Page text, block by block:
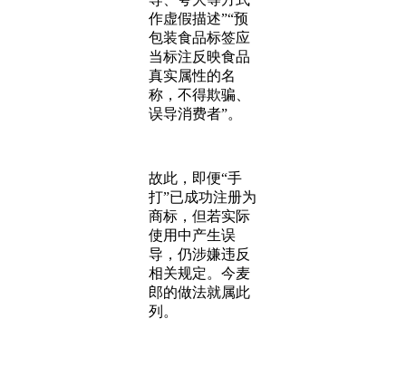
作虚假描述”“预
包装食品标签应
当标注反映食品
真实属性的名
称，不得欺骗、
误导消费者”。
故此，即便“手
打”已成功注册为
商标，但若实际
使用中产生误
导，仍涉嫌违反
相关规定。今麦
郎的做法就属此
列。